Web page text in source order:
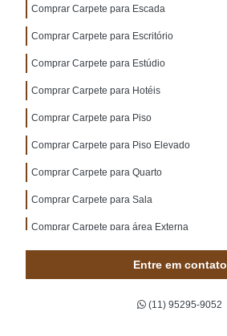
Comprar Carpete para Escada
Comprar Carpete para Escritório
Comprar Carpete para Estúdio
Comprar Carpete para Hotéis
Comprar Carpete para Piso
Comprar Carpete para Piso Elevado
Comprar Carpete para Quarto
Comprar Carpete para Sala
Comprar Carpete para área Externa
Entre em contato
(11) 95295-9052